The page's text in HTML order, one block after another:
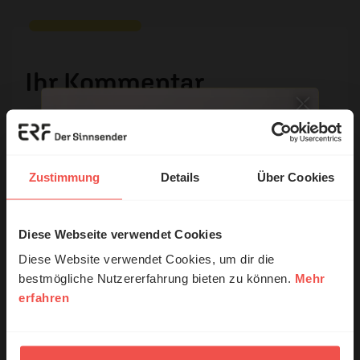
Zustimmung Details Über Cookies
Diese Webseite verwendet Cookies
Diese Website verwendet Cookies, um dir die
bestmögliche Nutzererfahrung bieten zu können. Mehr
erfahren
Ihr Kommentar
Name:
Die E-Mail-Adresse wird nicht veröffentlicht.
Kommentar:
© Ruth Schneider / ERF